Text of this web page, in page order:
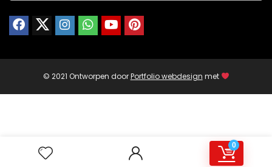
0
© 2021 Ontworpen doorPortfolio webdesign met